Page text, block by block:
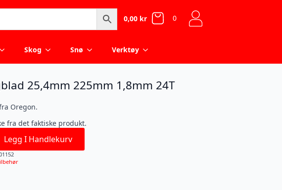
0,00 kr 0
Skog Snø Verktøy
25,4mm 225mm 1,8mm 24T
Oregon.
fra det faktiske produkt.
Legg I Handlekurv